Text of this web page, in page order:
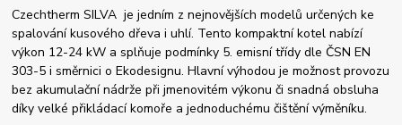
Czechtherm SILVA je jedním z nejnovějších modelů určených ke
spalování kusového dřeva i uhlí. Tento kompaktní kotel nabízí
výkon 12-24 kW a splňuje podmínky 5. emisní třídy dle ČSN EN
303-5 i směrnici o Ekodesignu. Hlavní výhodou je možnost provozu
bez akumulační nádrže při jmenovitém výkonu či snadná obsluha
díky velké přikládací komoře a jednoduchému čištění výměníku.